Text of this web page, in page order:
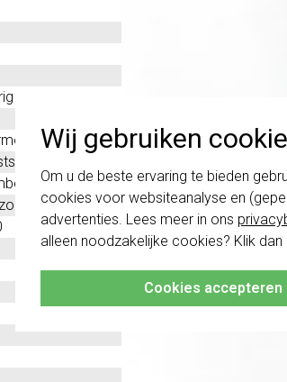
Wij gebruiken
Om u de beste ervaring te bieden
cookies voor websiteanalyse en
advertenties. Lees meer in ons
alleen noodzakelijke cookies? Klik dan
Cookies accepteren
en verticaal